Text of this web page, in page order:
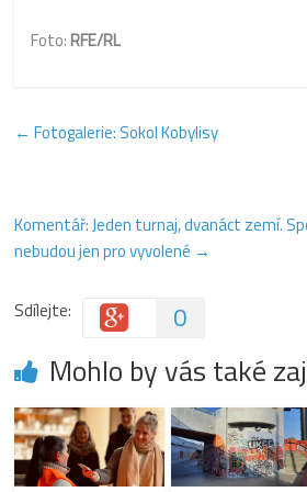
Foto: RFE/RL
← Fotogalerie: Sokol Kobylisy
Komentář: Jeden turnaj, dvanáct zemí.
nebudou jen pro vyvolené →
Sdílejte: 0
Mohlo by vás také